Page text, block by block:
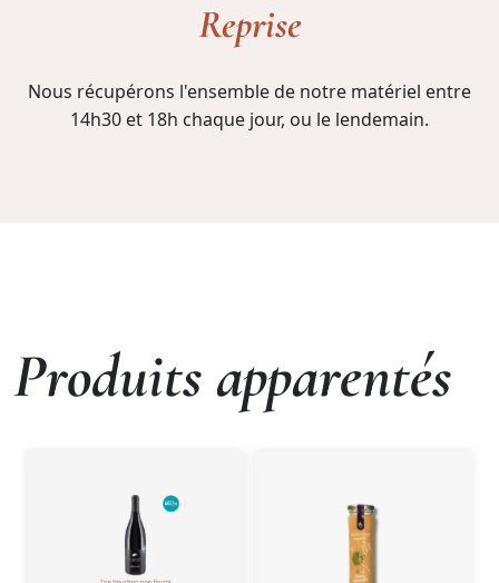
Reprise
Nous récupérons l'ensemble de notre matériel entre
14h30 et 18h chaque jour, ou le lendemain.
Produits apparentés